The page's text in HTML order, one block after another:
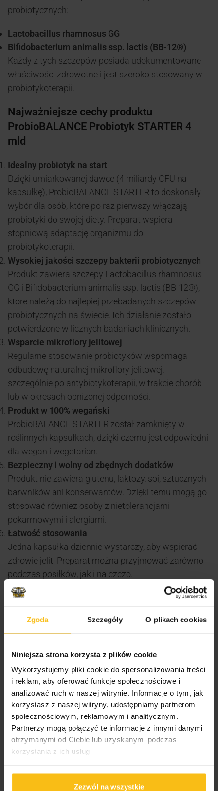
Zgoda Szczegóły O plikach cookies
Niniejsza strona korzysta z plików cookie
Wykorzystujemy pliki cookie do spersonalizowania treści
i reklam, aby oferować funkcje społecznościowe i
analizować ruch w naszej witrynie. Informacje o tym, jak
korzystasz z naszej witryny, udostępniamy partnerom
społecznościowym, reklamowym i analitycznym.
Partnerzy mogą połączyć te informacje z innymi danymi
otrzymanymi od Ciebie lub uzyskanymi podczas
korzystania z ich usług.
Zezwól na wszystkie
probiotycznych:
Lactobacillus rhamnosus GG
Bifidobacterium animalis ssp. lactis (BB-12®)
Każdy z tych szczepów posiada udokumentowane
właściwości zdrowotne i jest szeroko stosowany w
probiotykoterapii.
Najważniejsze cechy produktu
ProbioBALANCE Probiotyk STARTER 4
mld
Idealny probiotyk na start
Dzięki umiarkowanej dawce (4 miliardy CFU na
kapsułkę), ProbioBALANCE STARTER to doskonały
wybór dla osób, które po raz pierwszy włączają
probiotyki do swojej diety. Preparat wspiera
stopniową adaptację organizmu do
probiotykoterapii.
Wysokiej jakości szczepy bakterii probiotycznych
Produkt zawiera szczepy Lactobacillus rhamnosus
GG i Bifidobacterium animalis ssp. lactis (BB-12®),
które należą do najlepiej przebadanych szczepów
probiotycznych na świecie. Ich działanie zostało
potwierdzone w licznych badaniach klinicznych.
Wsparcie mikroflory jelitowej
Regularne stosowanie probiotyków wspomaga
odbudowę naturalnej mikroflory jelitowej,
szczególnie po antybiotykoterapii, w trakcie chorób
lub w okresach obniżonej odporności.
Produkt w 100% wegański
ProbioBALANCE STARTER został zamknięty w
roślinnych kapsułkach, dzięki czemu jest odpowiedni
dla wegan i wegetarian.
Bezpieczny i wolny od zbędnych dodatków
Produkt nie zawiera glutenu, laktozy, soi, sztucznych
barwników ani konserwantów. Dzięki temu mogą go
stosować również osoby z nietolerancjami
pokarmowymi i alergiami.
Łatwość stosowania
Jedna kapsułka dziennie wystarczy, aby wspierać
zdrowie jelit. Preparat można przyjmować zarówno
podczas posiłków, jak i na czczo.
Korzyści ze stosowania ProbioBALANCE
Wspomaga zdrowie jelit
Dzięki zawartości dobroczynnych bakterii
funkcjonowanie jelit, pomagając utrzymać ich
zdrowie i równowagę mikroflory.
2.Poprawia trawienie
Bakterie probiotyczne zawarte w preparacie
ułatwiają procesy trawienia, pomagają w lepszym
objawy takie jak wzdęcia, biegunki czy zaparcia.